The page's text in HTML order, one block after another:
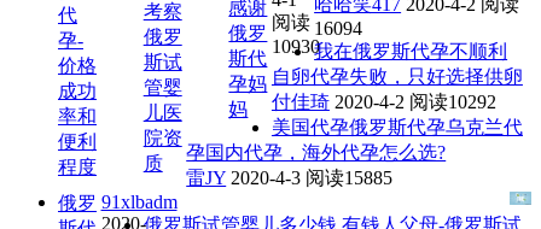
代
孕-
价格
成功
率和
便利
程度
考察
俄罗
斯试
管婴
儿医
院资
质
感谢
俄罗
斯代
孕妈
妈
阅读
10930
16094
我在俄罗斯代孕不顺利
自卵代孕失败，只好选择供卵
付佳琦 2020-4-2 阅读10292
美国代孕俄罗斯代孕乌克兰代
孕国内代孕，海外代孕怎么选?
雷JY 2020-4-3 阅读15885
俄罗 91xlbadm
2020-俄罗斯试管婴儿多少钱 有钱人父母-俄罗斯试